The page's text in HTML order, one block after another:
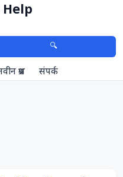
🔍
प्रश्न संपर्क